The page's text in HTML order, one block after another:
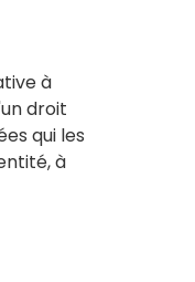
à
droit
qui les
à